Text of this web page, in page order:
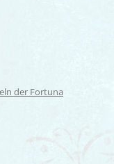
der Fortuna